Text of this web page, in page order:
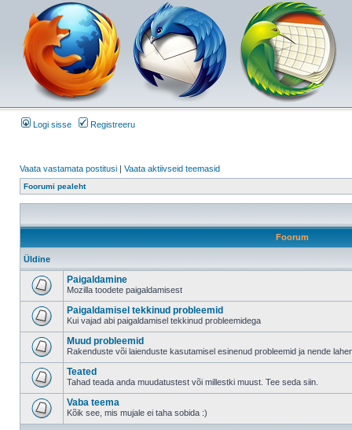
Logi sisse Registreeru
Vaata vastamata postitusi | Vaata aktiivseid teemasid
Foorumi pealeht
Foorum
Üldine
Paigaldamine
Mozilla toodete paigaldamisest
Paigaldamisel tekkinud probleemid
Kui vajad abi paigaldamisel tekkinud probleemidega
Muud probleemid
Rakenduste või laienduste kasutamisel esinenud probleemid ja nende
Teated
Tahad teada anda muudatustest või millestki muust. Tee seda siin.
Vaba teema
Kõik see, mis mujale ei taha sobida :)